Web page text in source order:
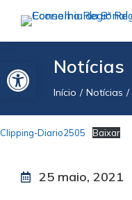
Barra de Ferramentas AbertaNotícias
Você está aqui:
Início Notícias
Clipping-Diario2505 Baixar
25 maio, 2021